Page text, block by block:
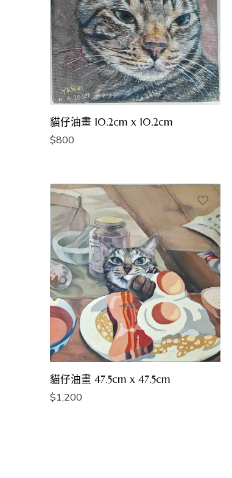
貓仔油畫 10.2cm x 10.2cm
$800
貓仔油畫 47.5cm x 47.5cm
$1,200